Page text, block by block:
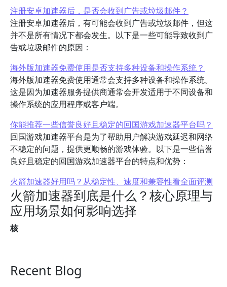
注册安卓加速器后，是否会收到广告或垃圾邮件？
注册安卓加速器后，有可能会收到广告或垃圾邮件，但这
并不是所有情况下都会发生。以下是一些可能导致收到广
告或垃圾邮件的原因：
海外版加速器免费使用是否支持多种设备和操作系统？
海外版加速器免费使用通常会支持多种设备和操作系统。
这是因为加速器服务提供商通常会开发适用于不同设备和
操作系统的应用程序或客户端。
你能推荐一些信誉良好且稳定的回国游戏加速器平台吗？
回国游戏加速器平台是为了帮助用户解决游戏延迟和网络
不稳定的问题，提供更顺畅的游戏体验。以下是一些信誉
良好且稳定的回国游戏加速器平台的特点和优势：
火箭加速器好用吗？从稳定性、速度和兼容性看全面评测
火箭加速器到底是什么？核心原理与
应用场景如何影响选择
核
Recent Blog